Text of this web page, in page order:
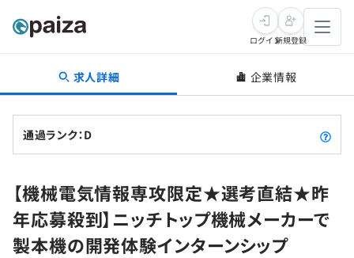
転職・キャリア
転職成功ガイド
転職エージェント
インタビュー
転職成功ガイド
新卒就活
求人検索
本選考
学習
ログイン新規登録
求人詳細 企業情報
通過ランク：D
【機械電気情報専攻限定★選考直結★昨
年応募殺到】ニッチトップ機械メーカーで
製本機の開発体験インターンシップ